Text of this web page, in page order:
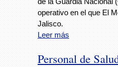
operativo en el que El
Jalisco.
Leer más
Personal de